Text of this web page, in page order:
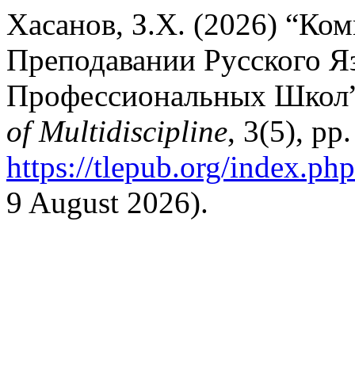
Хасанов, З.Х. (2026)
Преподавании Русского
Профессиональных
of Multidiscipline, 3(5),
https://tlepub.org/
9 August 2026).